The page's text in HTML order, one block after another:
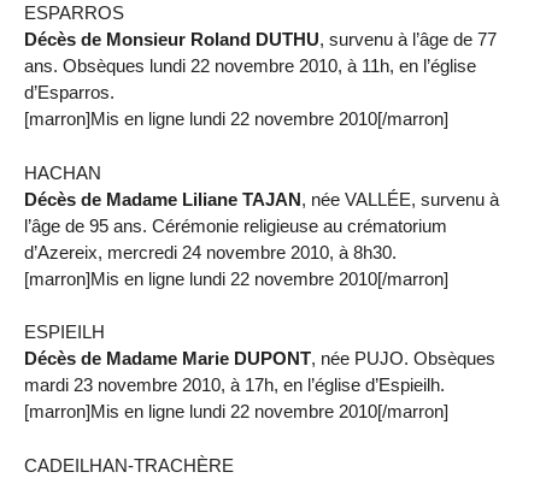
ESPARROS
Décès de Monsieur Roland DUTHU, survenu à l’âge de 77
ans. Obsèques lundi 22 novembre 2010, à 11h, en l’église
d’Esparros.
[marron]Mis en ligne lundi 22 novembre 2010[/marron]
HACHAN
Décès de Madame Liliane TAJAN, née VALLÉE, survenu à
l’âge de 95 ans. Cérémonie religieuse au crématorium
d’Azereix, mercredi 24 novembre 2010, à 8h30.
[marron]Mis en ligne lundi 22 novembre 2010[/marron]
ESPIEILH
Décès de Madame Marie DUPONT, née PUJO. Obsèques
mardi 23 novembre 2010, à 17h, en l’église d’Espieilh.
[marron]Mis en ligne lundi 22 novembre 2010[/marron]
CADEILHAN-TRACHÈRE